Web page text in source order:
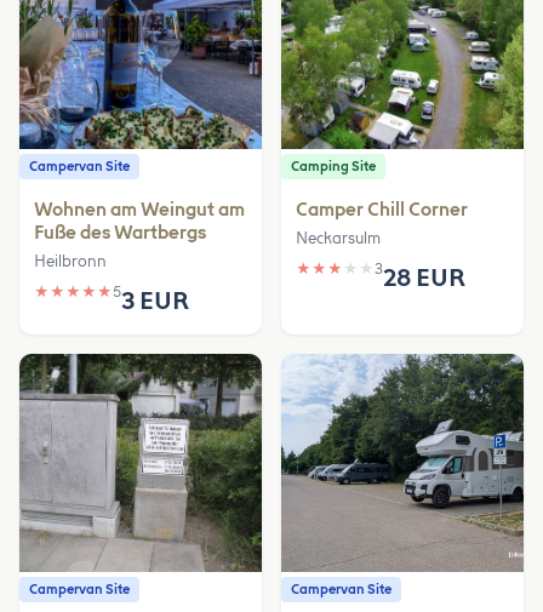
Campervan Site
Wohnen am Weingut am
Fuße des Wartbergs
Heilbronn
★ ★ ★ ★ ★53 EUR
Camping Site
Camper Chill Corner
Neckarsulm
★ ★ ★ ★ ★ 328 EUR
Campervan Site Campervan Site